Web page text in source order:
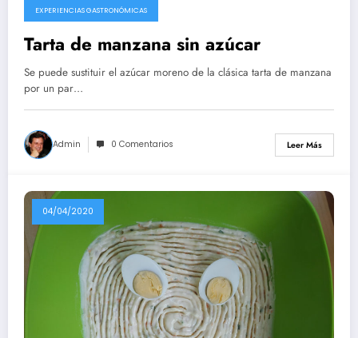
EXPERIENCIAS GASTRONÓMICAS
Tarta de manzana sin azúcar
Se puede sustituir el azúcar moreno de la clásica tarta de manzana
por un par…
Admin 0 Comentarios Leer Más
04/04/2020